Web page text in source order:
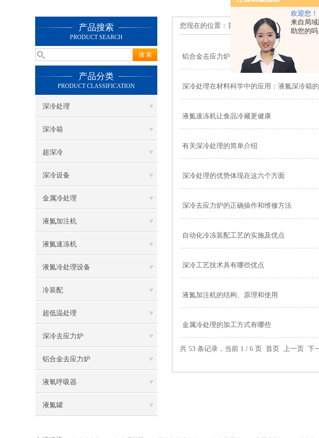
欢迎您！
来自局
助您的吗
产品搜索
PRODUCT SEARCH
产品分类
PRODUCT CLASSIFICATION
深冷处理
深冷箱
超深冷
深冷设备
金属冷处理
液氮加注机
液氮速冻机
液氮冷处理设备
冷装配
超低温处理
深冷去应力炉
铝合金去应力炉
液氧呼吸器
液氮罐
您现在的位置： 首页 >> 新闻动态
铝合金去应力炉在工业中的应用价值
深冷处理在材料科学中的应用：液氮深冷箱
液氮速冻机让食品冷藏更健康
有关深冷处理的简单介绍
深冷处理的优势体现在这六个方面
深冷去应力炉的正确操作和维修方法
自动化冷冻装配工艺的实施及优点
深冷工艺技术具有哪些优点
液氮加注机的结构、原理和使用
金属冷处理的加工方式有哪些
共 53 条记录，当前 1 / 6 页 首页 上一页 下